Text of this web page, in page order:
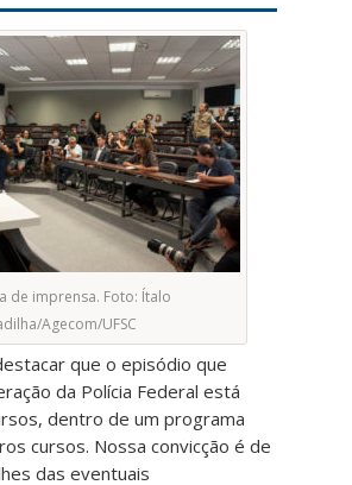
de imprensa. Foto: Ítalo
Agecom/UFSC
que o episódio que
da Polícia Federal está
dentro de um programa
cursos. Nossa convicção é de
das eventuais